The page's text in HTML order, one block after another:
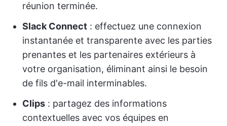
réunion terminée.
Slack Connect : effectuez une connexion
instantanée et transparente avec les parties
prenantes et les partenaires extérieurs à
votre organisation, éliminant ainsi le besoin
de fils d'e-mail interminables.
Clips : partagez des informations
contextuelles avec vos équipes en